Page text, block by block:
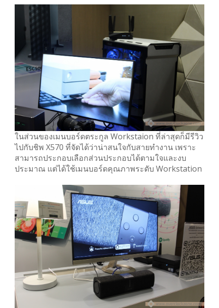
ในส่วนของเมนบอร์ดตระกูล Workstaion ที่ล่าสุดก็มีรีวิว
ไปกับชิพ X570 ที่จัดได้ว่าน่าสนใจกับสายทำงาน เพราะ
สามารถประกอบเลือกส่วนประกอบได้ตามใจและงบ
ประมาณ แต่ได้ใช้เมนบอร์ดคุณภาพระดับ Workstation